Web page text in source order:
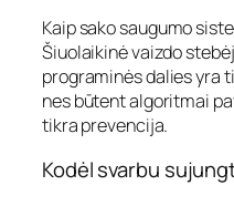
Kaip sako saugumo
Šiuolaikinė vaizdo
programinės dalies yra
nes būtent algoritmai
tikra prevencija.
Kodėl svarbu